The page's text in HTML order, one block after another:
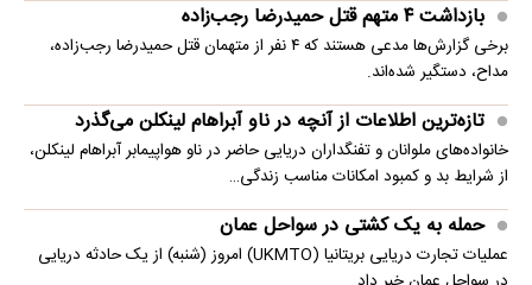
بازداشت ۴ متهم قتل حمیدرضا رجب‌زاده
برخی گزارش‌ها مدعی هستند که ۴ نفر از متهمان قتل حمیدرضا رجب‌زاده،
مداح، دستگیر شده‌اند.
تازه‌ترین اطلاعات از آنچه در ناو آبراهام لینکلن می‌گذرد
خانواده‌های ملوانان و تفنگداران دریایی حاضر در ناو هواپیمابر آبراهام لینکلن،
از شرایط بد و کمبود امکانات مناسب زندگی…
حمله به یک کشتی در سواحل عمان
عملیات تجارت دریایی بریتانیا (UKMTO) امروز (شنبه) از یک حادثه دریایی